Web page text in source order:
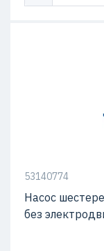
53140774
Насос
без